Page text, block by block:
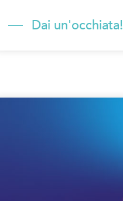
Dai un'occhiata!